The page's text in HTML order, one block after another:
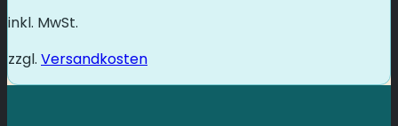
inkl. MwSt.
zzgl. Versandkosten